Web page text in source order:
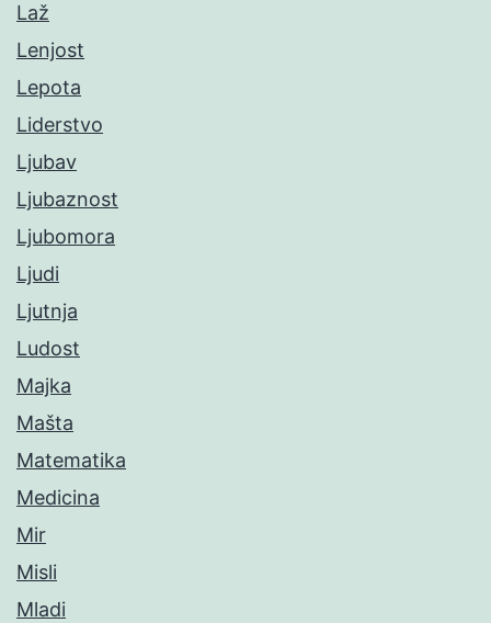
Laž
Lenjost
Lepota
Liderstvo
Ljubav
Ljubaznost
Ljubomora
Ljudi
Ljutnja
Ludost
Majka
Mašta
Matematika
Medicina
Mir
Misli
Mladi